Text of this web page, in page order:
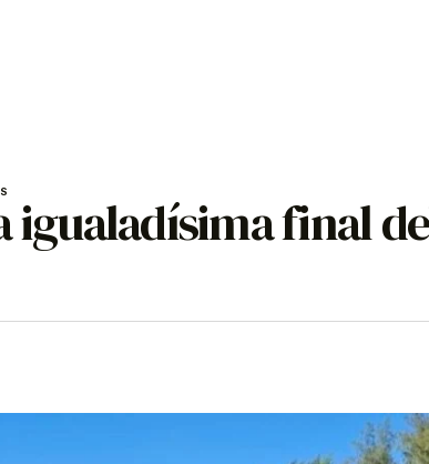
igualadísima final